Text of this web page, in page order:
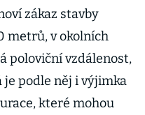
zákaz stavby
metrů, v okolních
poloviční vzdálenost,
je podle něj i výjimka
které mohou